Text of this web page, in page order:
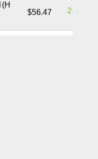
(H
$56.47 2.00%